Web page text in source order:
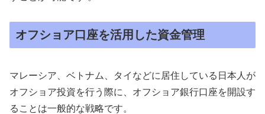
オフショア⼝座を活⽤した資⾦管理
マレーシア、ベトナム、タイなどに居住している⽇本⼈が
オフショア投資を⾏う際に、オフショア銀⾏⼝座を開設す
ることは⼀般的な戦略です。